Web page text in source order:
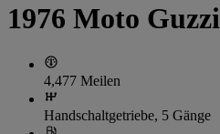
1976 Moto
4,477 Meilen
Handschaltgetriebe, 5 Gänge